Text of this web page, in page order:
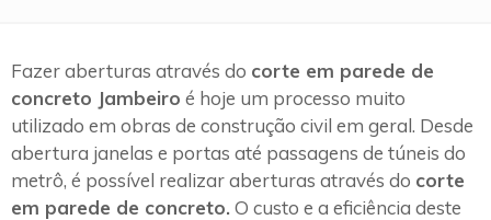
Fazer aberturas através do corte em parede de
concreto Jambeiro é hoje um processo muito
utilizado em obras de construção civil em geral. Desde
abertura janelas e portas até passagens de túneis do
metrô, é possível realizar aberturas através do corte
em parede de concreto. O custo e a eficiência deste